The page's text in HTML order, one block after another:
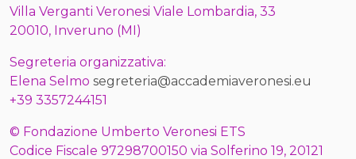
Villa Verganti Veronesi Viale Lombardia, 33
20010, Inveruno (MI)
Segreteria organizzativa:
Elena Selmo segreteria@accademiaveronesi.eu
+39 3357244151
© Fondazione Umberto Veronesi ETS
Codice Fiscale 97298700150 via Solferino 19, 20121